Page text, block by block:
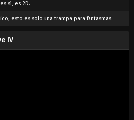
sí, es 2D.
esto es solo una trampa para fantasmas.
IV